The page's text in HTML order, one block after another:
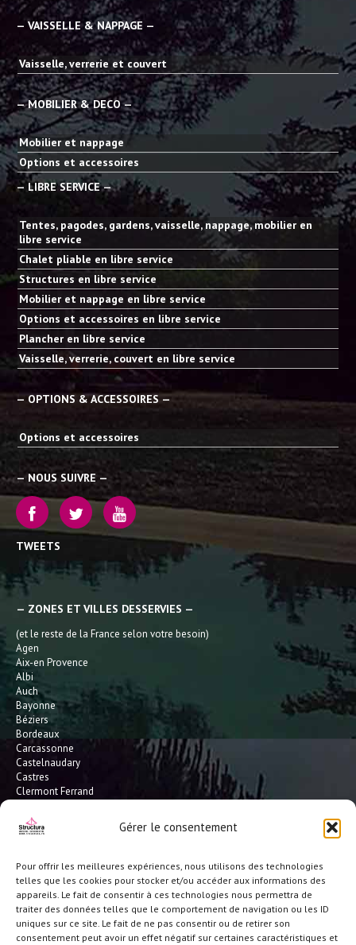
Gérer le consentement
Pour offrir les meilleures expériences, nous utilisons des technologies
telles que les cookies pour stocker et/ou accéder aux informations des
appareils. Le fait de consentir à ces technologies nous permettra de
traiter des données telles que le comportement de navigation ou les ID
uniques sur ce site. Le fait de ne pas consentir ou de retirer son
consentement peut avoir un effet négatif sur certaines caractéristiques et
— VAISSELLE & NAPPAGE —
Vaisselle, verrerie et couvert
— MOBILIER & DECO —
Mobilier et nappage
Options et accessoires
— LIBRE SERVICE —
Tentes, pagodes, gardens, vaisselle, nappage, mobilier en
libre service
Chalet pliable en libre service
Structures en libre service
Mobilier et nappage en libre service
Options et accessoires en libre service
Plancher en libre service
Vaisselle, verrerie, couvert en libre service
— OPTIONS & ACCESSOIRES —
Options et accessoires
— NOUS SUIVRE —
TWEETS
— ZONES ET VILLES DESSERVIES —
(et le reste de la France selon votre besoin)
Agen
Aix-en Provence
Albi
Auch
Bayonne
Béziers
Bordeaux
Carcassonne
Castelnaudary
Castres
Clermont Ferrand
Gaillac
Hossegor
Limoges
L'Isle Jourdain
Montauban
Mont-de-Marsan
Montpellier
Narbonne